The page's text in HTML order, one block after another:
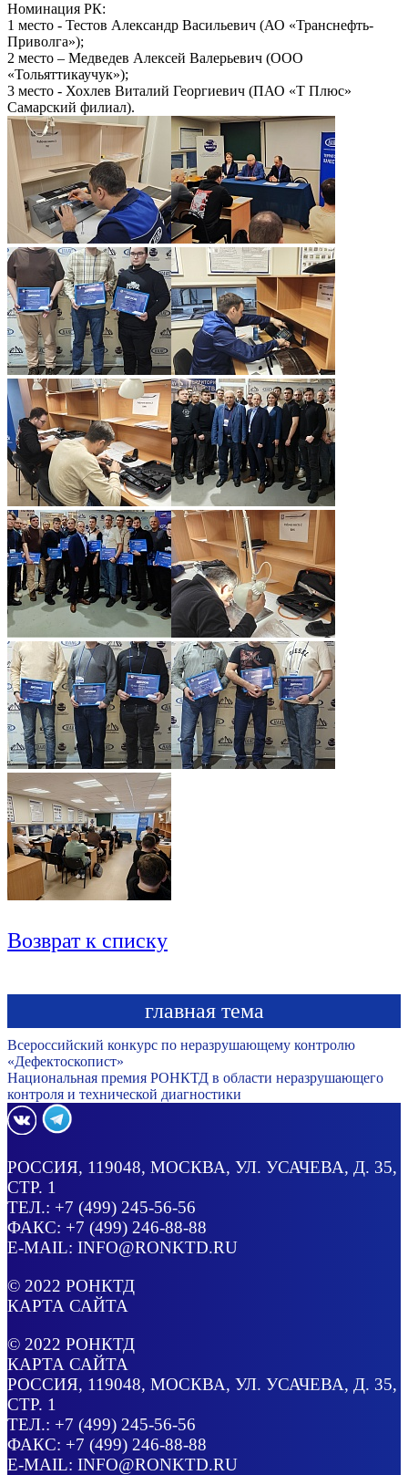
Номинация РК:
1 место - Тестов Александр Васильевич (АО «Транснефть-
Приволга»);
2 место – Медведев Алексей Валерьевич (ООО
«Тольяттикаучук»);
3 место - Хохлев Виталий Георгиевич (ПАО «Т Плюс»
Самарский филиал).
Возврат к списку
главная тема
Всероссийский конкурс по неразрушающему контролю
«Дефектоскопист»
Национальная премия РОНКТД в области неразрушающего
контроля и технической диагностики
РОССИЯ, 119048, МОСКВА, УЛ. УСАЧЕВА, Д. 35,
СТР. 1
ТЕЛ.: +7 (499) 245-56-56
ФАКС: +7 (499) 246-88-88
E-MAIL: INFO@RONKTD.RU
© 2022 РОНКТД
КАРТА САЙТА
© 2022 РОНКТД
КАРТА САЙТА
РОССИЯ, 119048, МОСКВА, УЛ. УСАЧЕВА, Д. 35,
СТР. 1
ТЕЛ.: +7 (499) 245-56-56
ФАКС: +7 (499) 246-88-88
E-MAIL: INFO@RONKTD.RU